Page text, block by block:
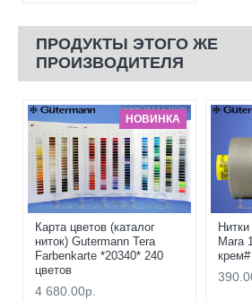
ПРОДУКТЫ ЭТОГО ЖЕ
ПРОИЗВОДИТЕЛЯ
НОВИНКА
Карта цветов (каталог
ниток) Gutermann Tera
Farbenkarte *20340* 240
цветов
4 680.00р.
Mara
крем#